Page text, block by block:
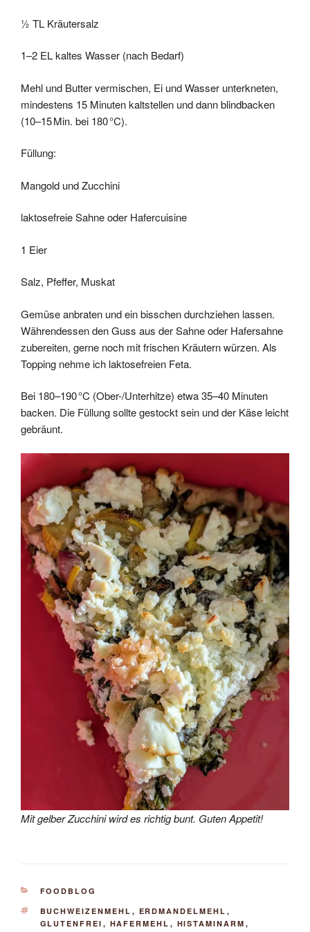
½ TL Kräutersalz
1–2 EL kaltes Wasser (nach Bedarf)
Mehl und Butter vermischen, Ei und Wasser unterkneten,
mindestens 15 Minuten kaltstellen und dann blindbacken
(10–15 Min. bei 180 °C).
Füllung:
Mangold und Zucchini
laktosefreie Sahne oder Hafercuisine
1 Eier
Salz, Pfeffer, Muskat
Gemüse anbraten und ein bisschen durchziehen lassen.
Währendessen den Guss aus der Sahne oder Hafersahne
zubereiten, gerne noch mit frischen Kräutern würzen. Als
Topping nehme ich laktosefreien Feta.
Bei 180–190 °C (Ober-/Unterhitze) etwa 35–40 Minuten
backen. Die Füllung sollte gestockt sein und der Käse leicht
gebräunt.
Mit gelber Zucchini wird es richtig bunt. Guten Appetit!
KATEGORIEN
FOODBLOG
SCHLAGWÖRTER
BUCHWEIZENMEHL , ERDMANDELMEHL ,
GLUTENFREI , HAFERMEHL , HISTAMINARM ,